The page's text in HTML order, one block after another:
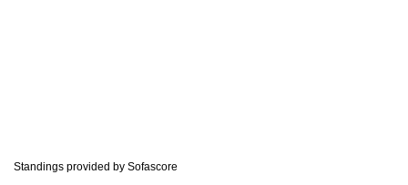
Standings provided by Sofascore